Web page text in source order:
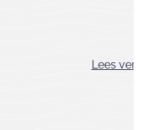
Lees